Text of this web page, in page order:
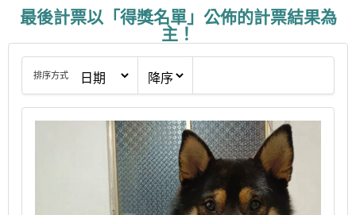
最後計票以「得獎名單」公佈的計票結果為
主！
排序方式